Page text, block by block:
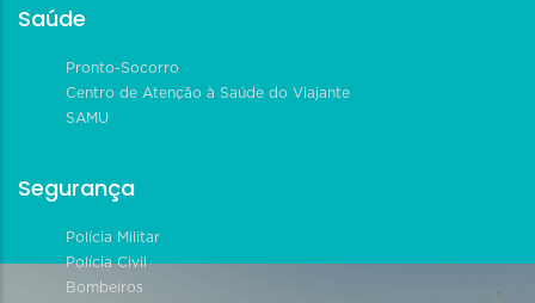
Saúde
Pronto-Socorro
Centro de Atenção à Saúde do Viajante
SAMU
Segurança
Polícia Militar
Polícia Civil
Bombeiros